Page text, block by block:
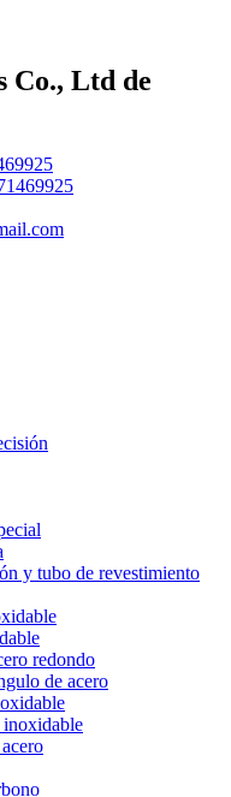
Co., Ltd de
y tubo de revestimiento
redondo
de acero
inoxidable